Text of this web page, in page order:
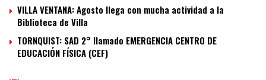
VILLA VENTANA: Agosto llega con mucha actividad a la
Biblioteca de Villa
TORNQUIST: SAD 2° llamado EMERGENCIA CENTRO DE
EDUCACIÓN FÍSICA (CEF)